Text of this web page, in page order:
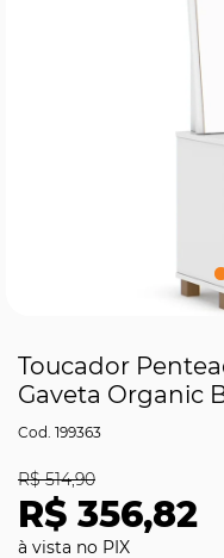
Toucador
Gaveta Organic
199363
R$ 356,82
R$ 514,90